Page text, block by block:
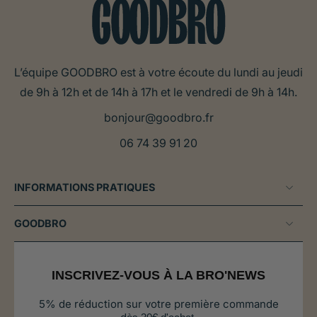
qui a fait perdre du poids à votre animal
Si votre chien est malade et que son
Perte d’appétit chez le chien lié à un stress
comme un orage, un déménagement, la gestation …
Les compléments alimentaires à
utiliser pour un chien maigre ou qui
présente une baisse d’appétit
3
Leshuiles de poissonssont intéressantes à donner
L’équipe GOODBRO est à votre écoute du lundi au jeudi
de 9h à 12h et de 14h à 17h et le vendredi de 9h à 14h.
bonjour@goodbro.fr
06 74 39 91 20
INFORMATIONS PRATIQUES
GOODBRO
INSCRIVEZ-VOUS À LA BRO'NEWS
5% de réduction sur votre première commande